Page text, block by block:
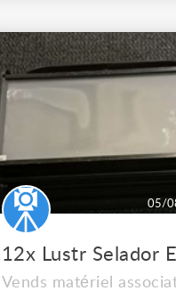
nous collectons et
remettons en état le
matériel mis au rebus
les professionne...
05/
Vends matériel